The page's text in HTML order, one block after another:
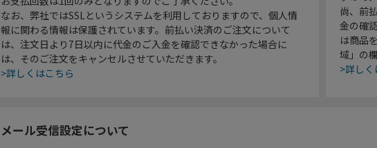
なお、弊社ではSSLというシステムを利用しておりますので、個人情
報に関わる情報は保護されています。前払い決済のご注文について
は、注文日より7日以内に代金のご入金を確認できなかった場合に
は、そのご注文をキャンセルさせていただきます。
>詳しくはこちら
尚、前
金の確
は商品
域」の
>詳し
メール受信設定について